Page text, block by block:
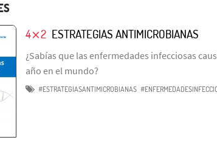
4⨯2 ESTRATEGIAS ANTIMICROBIANAS
¿Sabías que las enfermedades infecciosas
año en el mundo?
#ESTRATEGIASANTIMICROBIANAS